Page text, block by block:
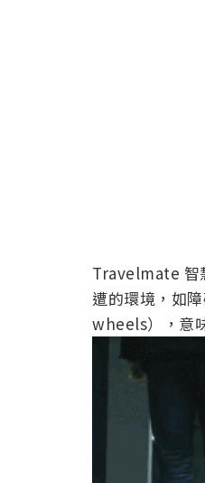
Travelmate 智
遭的環境，如
wheels），意